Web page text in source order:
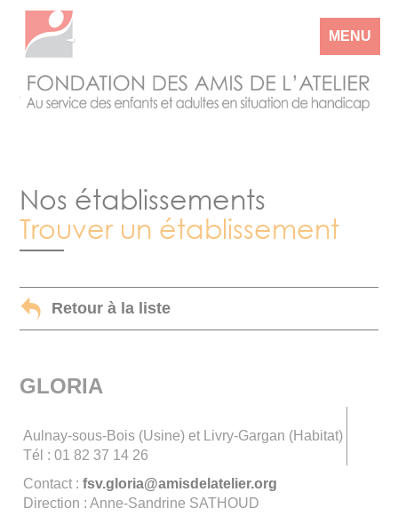
MENU
Nos établissements
Trouver un établissement
Retour à la liste
GLORIA
Aulnay-sous-Bois (Usine) et Livry-Gargan (Habitat)
Tél : 01 82 37 14 26
Contact :fsv.gloria@amisdelatelier.org
Direction : Anne-Sandrine SATHOUD